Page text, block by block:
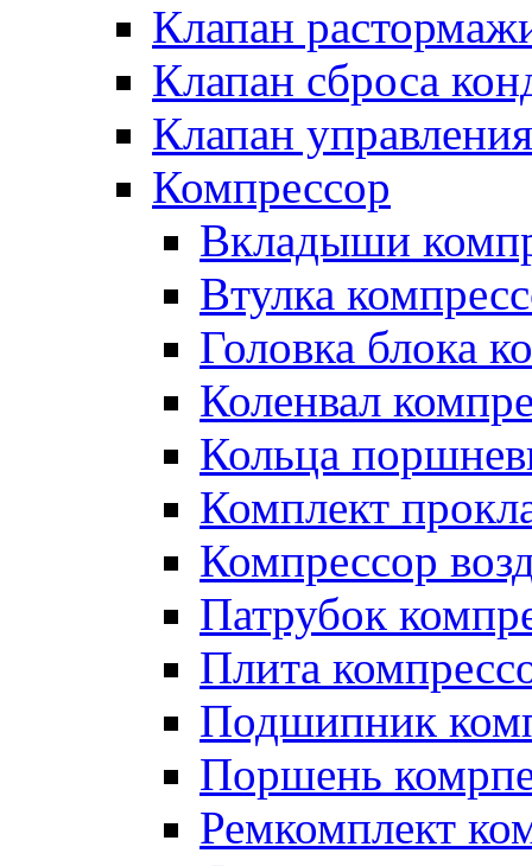
Клапан
Клапан сброса
Клапан управления
Компрессор
Вкладыши
Втулка
Головка блока
Коленвал
Кольца
Комплект
Компрессор
Патрубок
Плита
Подшипник
Поршень
Ремкомплект